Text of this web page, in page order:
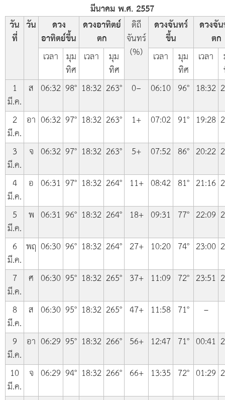
มีนาคม พ.ศ. 2557
วัน
ที่
วัน ดวง
อาทิตย์ขึ้น
ดวงอาทิตย์
ตก
ดิถี
จันทร์
(%)
ดวงจันทร์
ขึ้น
ดวงจั
ตก
เวลา มุม
ทิศ
เวลา มุม
ทิศ
เวลา มุม
ทิศ
เวลา
1
มี.ค.
ส 06:32 98° 18:32 263° 0− 06:10 96° 18:32
2
มี.ค.
อา 06:32 97° 18:32 263° 1+ 07:02 91° 19:28
3
มี.ค.
จ 06:32 97° 18:32 263° 5+ 07:52 86° 20:22
4
มี.ค.
อ 06:31 97° 18:32 264° 11+ 08:42 81° 21:16
5
มี.ค.
พ 06:31 96° 18:32 264° 18+ 09:31 77° 22:09
6
มี.ค.
พฤ 06:30 96° 18:32 264° 27+ 10:20 74° 23:00
7
มี.ค.
ศ 06:30 95° 18:32 265° 37+ 11:09 72° 23:51
8
มี.ค.
ส 06:30 95° 18:32 265° 47+ 11:58 71°
–
9
มี.ค.
อา 06:29 95° 18:32 266° 56+ 12:47 71° 00:41
10
มี.ค.
จ 06:29 94° 18:32 266° 66+ 13:35 72° 01:29